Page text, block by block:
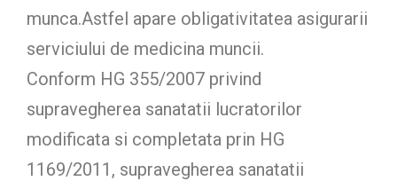
munca.Astfel apare obligativitatea asigurarii
serviciului de medicina muncii.
Conform HG 355/2007 privind
supravegherea sanatatii lucratorilor
modificata si completata prin HG
1169/2011, supravegherea sanatatii